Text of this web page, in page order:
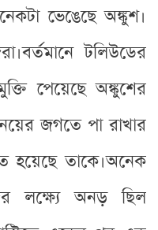
ভেঙেছে অঙ্কুশ।
টলিউডের
পেয়েছে অঙ্কুশের
জগতে পা রাখার
হয়েছে তাকে।অনেক
লক্ষ্যে অনড় ছিল